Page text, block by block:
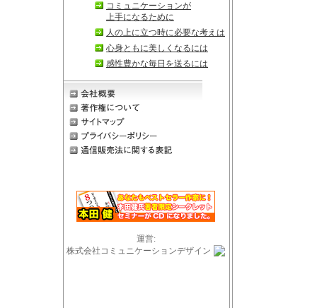
コミュニケーションが
上手になるために
人の上に立つ時に必要な考えは
心身ともに美しくなるには
感性豊かな毎日を送るには
運営:
株式会社コミュニケーションデザイン